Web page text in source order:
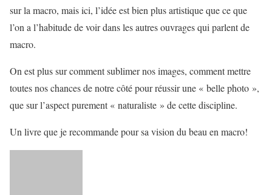
sur la macro, mais ici, l’idée est bien plus artistique que ce que
l’on a l’habitude de voir dans les autres ouvrages qui parlent de
macro.
On est plus sur comment sublimer nos images, comment mettre
toutes nos chances de notre côté pour réussir une « belle photo »,
que sur l’aspect purement « naturaliste » de cette discipline.
Un livre que je recommande pour sa vision du beau en macro!